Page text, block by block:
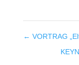
← VORTRAG